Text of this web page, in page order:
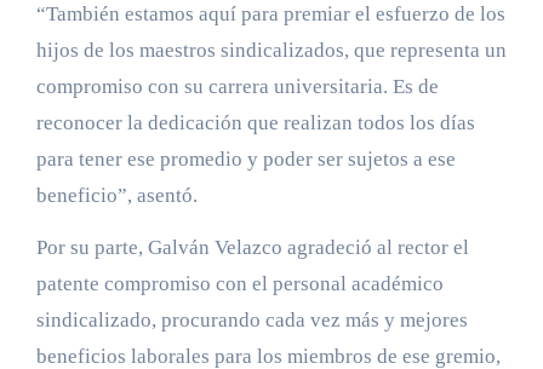
“También estamos aquí para premiar el esfuerzo de los
hijos de los maestros sindicalizados, que representa un
compromiso con su carrera universitaria. Es de
reconocer la dedicación que realizan todos los días
para tener ese promedio y poder ser sujetos a ese
beneficio”, asentó.
Por su parte, Galván Velazco agradeció al rector el
patente compromiso con el personal académico
sindicalizado, procurando cada vez más y mejores
beneficios laborales para los miembros de ese gremio,